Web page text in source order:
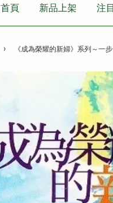
首頁 新品上架 注
› 《成為榮耀的新婦》系列～一